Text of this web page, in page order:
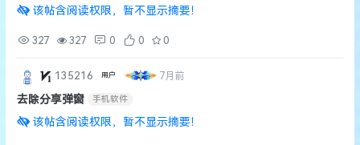
该帖含阅读权限，暂不显示摘要！
327 327 0 0 0
135216 用户 7月前
去除分享弹窗 手机软件
该帖含阅读权限，暂不显示摘要！